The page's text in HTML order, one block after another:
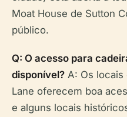
Moat House de Sutton
público.
Q: O acesso para
disponível? A: Os locais
Lane oferecem boa
e alguns locais